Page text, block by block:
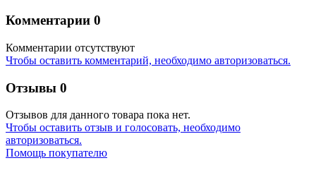
Комментарии 0
Комментарии отсутствуют
Чтобы оставить комментарий, необходимо авторизоваться.
Отзывы 0
Отзывов для данного товара пока нет.
Чтобы оcтавить отзыв и голосовать, необходимо
авторизоваться.
Помощь покупателю